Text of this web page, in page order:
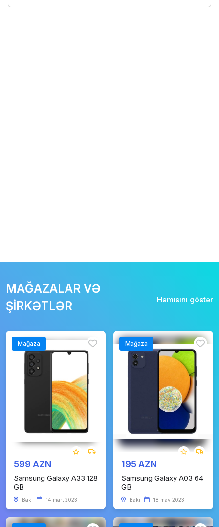
MAĞAZALAR VƏ
ŞİRKƏTLƏR
Hamısını göstər
Mağaza
599 AZN
Samsung Galaxy A33 128
GB
Bakı 14 mart 2023
Mağaza
195 AZN
Samsung Galaxy A03 64
GB
Bakı 18 may 2023